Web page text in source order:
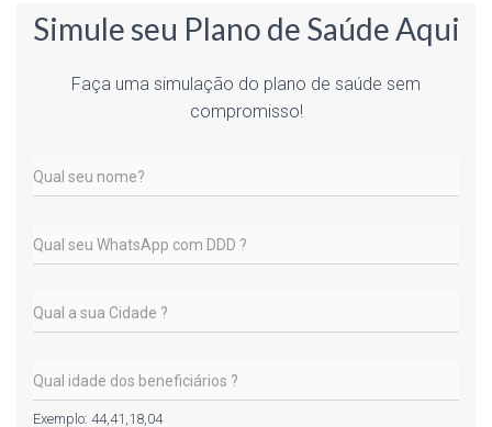
Simule seu Plano de Saúde Aqui
Faça uma simulação do plano de saúde sem
compromisso!
Exemplo: 44,41,18,04